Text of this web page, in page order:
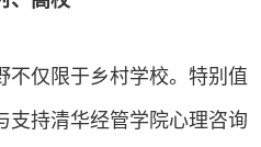
不仅限于乡村学校。特别值
支持清华经管学院心理咨询